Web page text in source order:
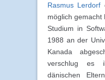
Rasmus Lerdorf
möglich gemacht
Studium in
1988 an der
Kanada
verschlug es
dänischen